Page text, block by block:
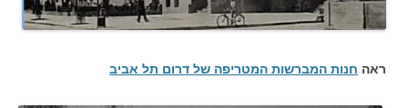
ראה חנות המברשות המטריפה של דרום תל אביב